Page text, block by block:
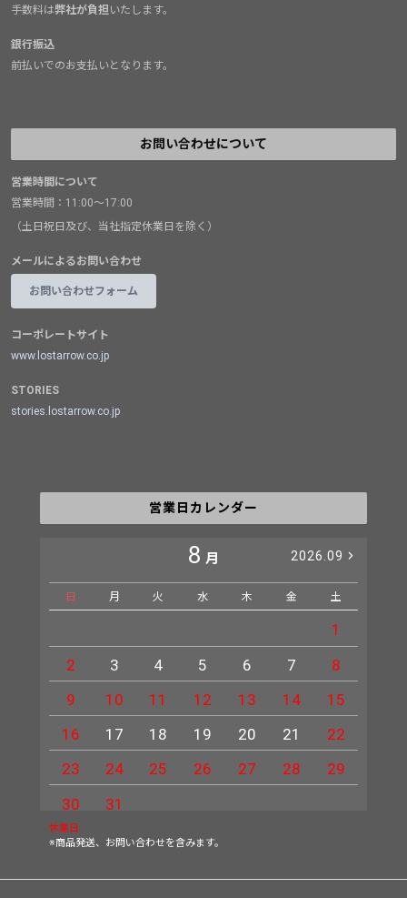
手数料は弊社が負担いたします。
銀行振込
前払いでのお支払いとなります。
お問い合わせについて
営業時間について
営業時間：11:00～17:00
（土日祝日及び、当社指定休業日を除く）
メールによるお問い合わせ
お問い合わせフォーム
コーポレートサイト
www.lostarrow.co.jp
STORIES
stories.lostarrow.co.jp
営業日カレンダー
8 月 2026.09
日 月 火 水 木 金 土
1
2
3 4 5 6 7
8
9
10 11 12 13 14
15
16
17 18 19 20 21
22
23
24 25 26 27 28
29
30
31
休業日
※商品発送、お問い合わせを含みます。